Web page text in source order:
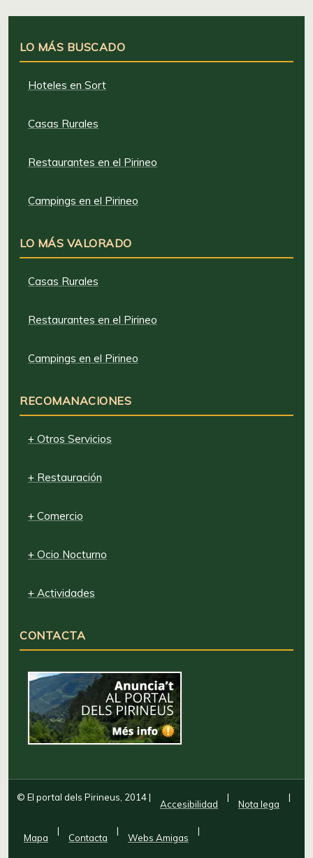
LO MÁS BUSCADO
Hoteles en Sort
Casas Rurales
Restaurantes en el Pirineo
Campings en el Pirineo
LO MÁS VALORADO
Casas Rurales
Restaurantes en el Pirineo
Campings en el Pirineo
RECOMANACIONES
+ Otros Servicios
+ Restauración
+ Comercio
+ Ocio Nocturno
+ Actividades
CONTACTA
© El portal dels Pirineus, 2014|
Accesibilidad
|
Nota lega
|
Mapa
|
Contacta
|
Webs Amigas
|